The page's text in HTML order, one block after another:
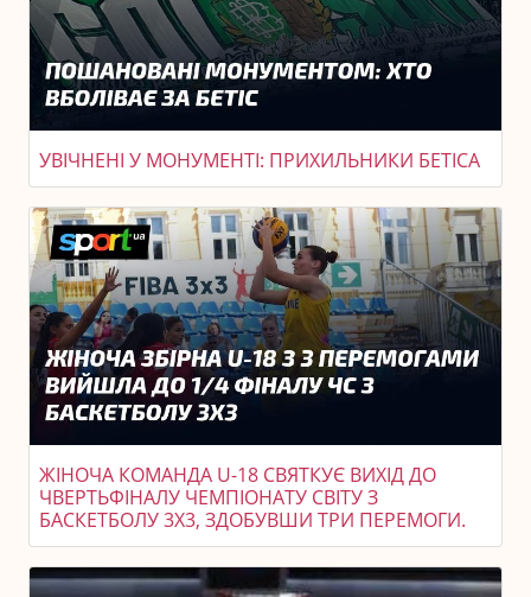
УВІЧНЕНІ У МОНУМЕНТІ: ПРИХИЛЬНИКИ БЕТІСА
ЖІНОЧА КОМАНДА U-18 СВЯТКУЄ ВИХІД ДО
ЧВЕРТЬФІНАЛУ ЧЕМПІОНАТУ СВІТУ З
БАСКЕТБОЛУ 3X3, ЗДОБУВШИ ТРИ ПЕРЕМОГИ.